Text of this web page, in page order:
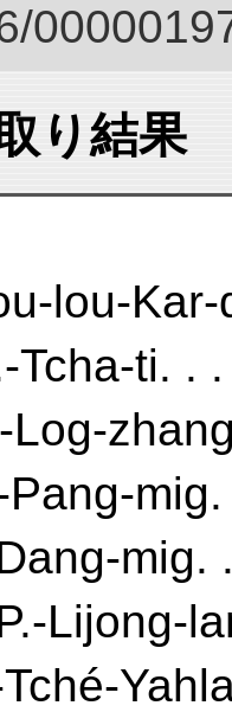
り結果
lou-
Tcha-ti. .
Log-
mig.
Lijong-